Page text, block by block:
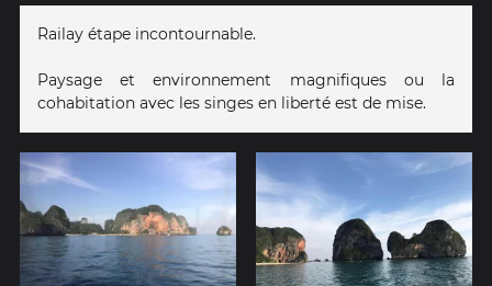
Railay étape incontournable.
Paysage et environnement magnifiques ou la
cohabitation avec les singes en liberté est de mise.